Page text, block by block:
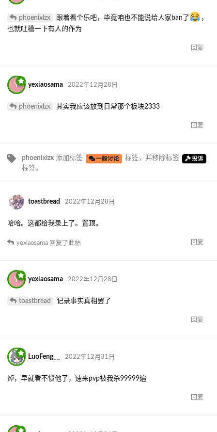
phoenixlzx 跟着看个乐吧，毕竟咱也不能说给人家ban了
，
也就吐槽一下有人的作为
回复
Y yexiaosama 2022年12月28日
phoenixlzx 其实我应该放到日常那个板块2333
回复
phoenixlzx 添加标签 一般讨论 标签，并移除标签 投诉
标签。
toastbread 2022年12月28日
哈哈。这都给我录上了。置顶。
回复
yexiaosama 回复了此帖
Y yexiaosama 2022年12月28日
toastbread 记录事实真相罢了
回复
LuoFeng__ 2022年12月31日
焯，早就看不惯他了，速来pvp被我杀99999遍
回复